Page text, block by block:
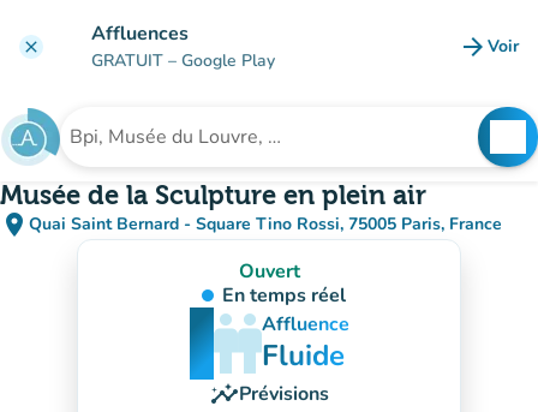
clear Affluences
GRATUIT – Google Play arrow_forward Voir
Rechercher un établissement
Musée de la Sculpture en plein air
place Quai Saint Bernard - Square Tino Rossi, 75005 Paris, France
(ouvrir dans Google Maps)
(nouvel onglet)
Ouvert
En temps réel
man
man
manAffluence
Fluide
insightsPrévisions